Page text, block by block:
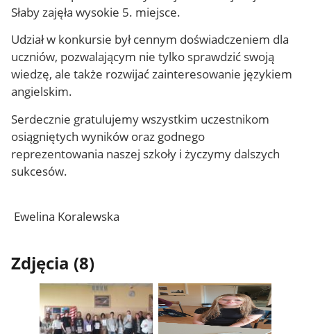
Słaby zajęła wysokie 5. miejsce.
Udział w konkursie był cennym doświadczeniem dla
uczniów, pozwalającym nie tylko sprawdzić swoją
wiedzę, ale także rozwijać zainteresowanie językiem
angielskim.
Serdecznie gratulujemy wszystkim uczestnikom
osiągniętych wyników oraz godnego
reprezentowania naszej szkoły i życzymy dalszych
sukcesów.
Ewelina Koralewska
Zdjęcia (8)